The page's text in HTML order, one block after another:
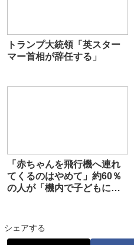
トランプ大統領「英スター
マー首相が辞任する」
「赤ちゃんを飛行機へ連れ
てくるのはやめて」約60％
の人が「機内で子どもに快
り議論に
シェアする